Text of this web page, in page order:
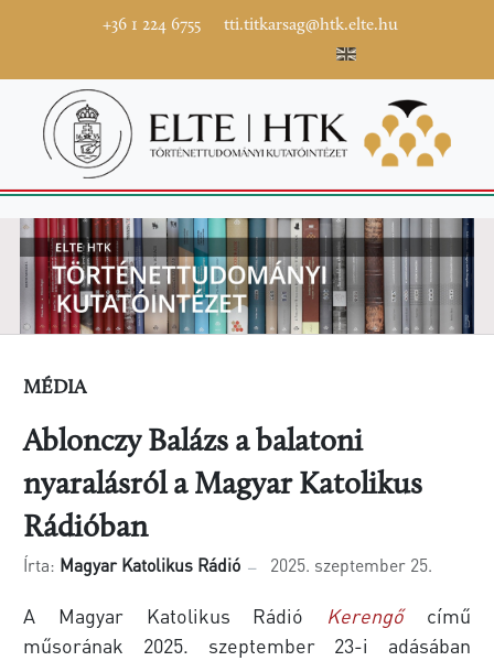
+36 1 224 6755 tti.titkarsag@htk.elte.hu
MÉDIA
Ablonczy Balázs a balatoni
nyaralásról a Magyar Katolikus
Rádióban
Írta: Magyar Katolikus Rádió 2025. szeptember 25.
A Magyar Katolikus Rádió Kerengő című
műsorának 2025. szeptember 23-i adásában